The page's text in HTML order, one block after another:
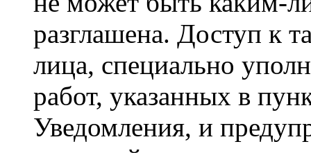
разглашена. Доступ к
лица, специально
работ, указанных в
Уведомления, и